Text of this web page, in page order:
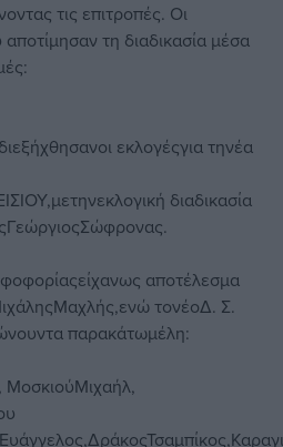
τις επιτροπές. Οι
τη διαδικασία μέσα
εκλογέςγια τηνέα
διαδικασία
αποτέλεσμα
τονέοΔ. Σ.
παρακάτωμέλη: